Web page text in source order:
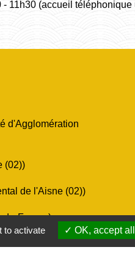
- 11h30 (accueil
d'Agglomération
(02))
de l'Aisne (02))
de-France)
to activate OK, accept all